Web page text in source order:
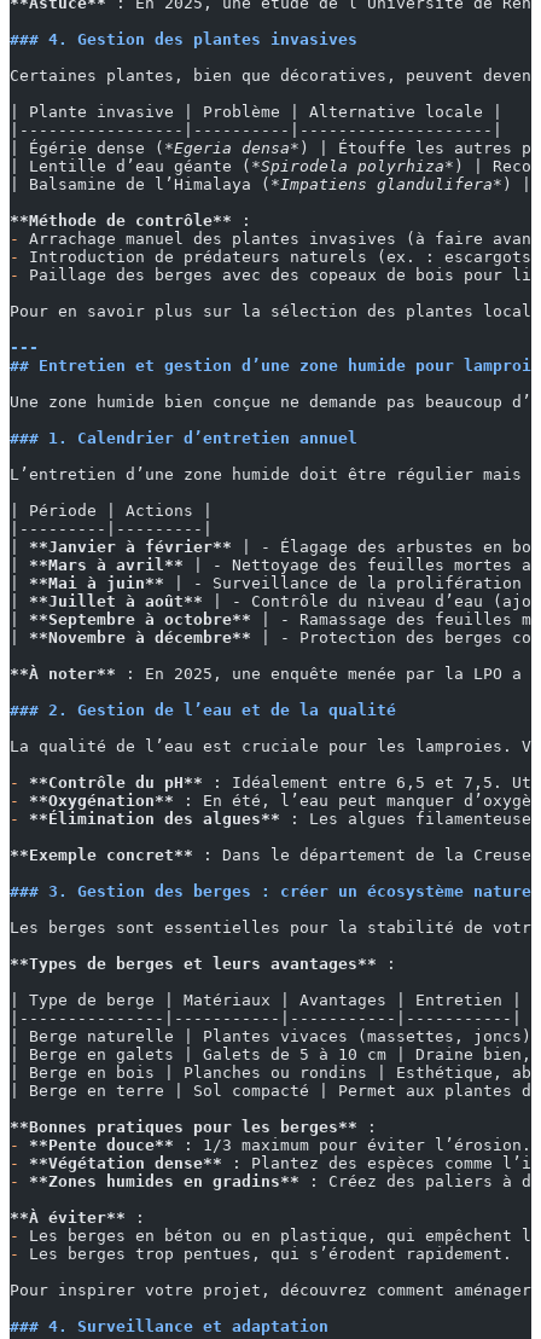
### 4. Gestion des plantes invasives
Certaines plantes, bien que décoratives, peuvent
| Plante invasive | Problème | Alternative locale |
|-----------------|----------|--------------------|
| Égérie dense ( *Egeria densa* ) | Étouffe les autres
| Lentille d’eau géante ( *Spirodela polyrhiza* ) |
| Balsamine de l’Himalaya ( *Impatiens glandulifera* ) |
**Méthode de contrôle** :
-
Arrachage manuel des plantes invasives (à faire
-
Introduction de prédateurs naturels (ex. :
-
Paillage des berges avec des copeaux de bois pour
Pour en savoir plus sur la sélection des plantes
---
## Entretien et gestion d’une zone humide pour
Une zone humide bien conçue ne demande pas
### 1. Calendrier d’entretien annuel
L’entretien d’une zone humide doit être régulier
| Période | Actions |
|---------|---------|
**Janvier à février** | - Élagage des arbustes en
**Mars à avril** | - Nettoyage des feuilles mortes
**Mai à juin** | - Surveillance de la prolifération
**Juillet à août** | - Contrôle du niveau d’eau
**Septembre à octobre** | - Ramassage des feuilles
**Novembre à décembre** | - Protection des berges
**À noter** : En 2025, une enquête menée par la LPO
### 2. Gestion de l’eau et de la qualité
La qualité de l’eau est cruciale pour les lamproies.
-
**Contrôle du pH** : Idéalement entre 6,5 et 7,5.
-
**Oxygénation** : En été, l’eau peut manquer
-
**Élimination des algues** : Les algues
**Exemple concret** : Dans le département de la
### 3. Gestion des berges : créer un écosystème naturel
Les berges sont essentielles pour la stabilité de
**Types de berges et leurs avantages** :
| Type de berge | Matériaux | Avantages | Entretien |
|---------------|-----------|-----------|-----------|
| Berge naturelle | Plantes vivaces (massettes,
| Berge en galets | Galets de 5 à 10 cm | Draine
| Berge en bois | Planches ou rondins | Esthétique,
| Berge en terre | Sol compacté | Permet aux plantes
**Bonnes pratiques pour les berges** :
-
**Pente douce** : 1/3 maximum pour éviter l’érosion.
-
**Végétation dense** : Plantez des espèces comme
-
**Zones humides en gradins** : Créez des paliers à
**À éviter** :
-
Les berges en béton ou en plastique, qui
-
Les berges trop pentues, qui s’érodent rapidement.
Pour inspirer votre projet, découvrez comment aménager
### 4. Surveillance et adaptation